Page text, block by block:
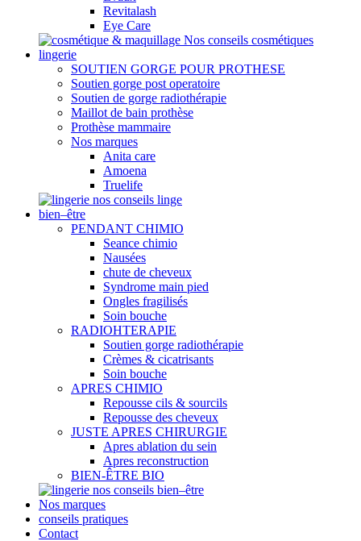
Revitalash
Eye Care
Nos conseils cosmétiques
lingerie
SOUTIEN GORGE POUR PROTHESE
Soutien gorge post operatoire
Soutien de gorge radiothérapie
Maillot de bain prothèse
Prothèse mammaire
Nos marques
Anita care
Amoena
Truelife
nos conseils linge
bien–être
PENDANT CHIMIO
Seance chimio
Nausées
chute de cheveux
Syndrome main pied
Ongles fragilisés
Soin bouche
RADIOHTERAPIE
Soutien gorge radiothérapie
Crèmes & cicatrisants
Soin bouche
APRES CHIMIO
Repousse cils & sourcils
Repousse des cheveux
JUSTE APRES CHIRURGIE
Apres ablation du sein
Apres reconstruction
BIEN-ÊTRE BIO
nos conseils bien–être
Nos marques
conseils pratiques
Contact